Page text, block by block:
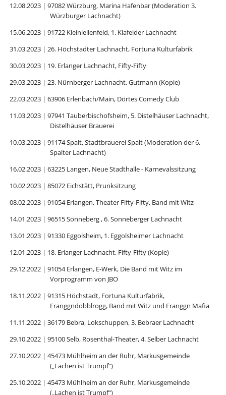
12.08.2023 | 97082 Würzburg, Marina Hafenbar (Moderation 3.
Würzburger Lachnacht)
15.06.2023 | 91722 Kleinlellenfeld, 1. Klafelder Lachnacht
31.03.2023 | 26. Höchstadter Lachnacht, Fortuna Kulturfabrik
30.03.2023 | 19. Erlanger Lachnacht, Fifty-Fifty
29.03.2023 | 23. Nürnberger Lachnacht, Gutmann (Kopie)
22.03.2023 | 63906 Erlenbach/Main, Dörtes Comedy Club
11.03.2023 | 97941 Tauberbischofsheim, 5. Distelhäuser Lachnacht,
Distelhäuser Brauerei
10.03.2023 | 91174 Spalt, Stadtbrauerei Spalt (Moderation der 6.
Spalter Lachnacht)
16.02.2023 | 63225 Langen, Neue Stadthalle - Karnevalssitzung
10.02.2023 | 85072 Eichstätt, Prunksitzung
08.02.2023 | 91054 Erlangen, Theater Fifty-Fifty, Band mit Witz
14.01.2023 | 96515 Sonneberg , 6. Sonneberger Lachnacht
13.01.2023 | 91330 Eggolsheim, 1. Eggolsheimer Lachnacht
12.01.2023 | 18. Erlanger Lachnacht, Fifty-Fifty (Kopie)
29.12.2022 | 91054 Erlangen, E-Werk, Die Band mit Witz im
Vorprogramm von JBO
18.11.2022 | 91315 Höchstadt, Fortuna Kulturfabrik,
Franggndobblrogg, Band mit Witz und Franggn Mafia
11.11.2022 | 36179 Bebra, Lokschuppen, 3. Bebraer Lachnacht
29.10.2022 | 95100 Selb, Rosenthal-Theater, 4. Selber Lachnacht
27.10.2022 | 45473 Mühlheim an der Ruhr, Markusgemeinde
(„Lachen ist Trumpf“)
25.10.2022 | 45473 Mühlheim an der Ruhr, Markusgemeinde
(„Lachen ist Trumpf“)